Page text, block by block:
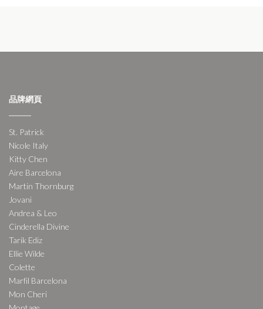
品牌網頁
St. Patrick
Nicole Italy
Kitty Chen
Aire Barcelona
Martin Thornburg
Jovani
Andrea & Leo
Cinderella Divine
Tarik Ediz
Ellie Wilde
Colette
Marfil Barcelona
Mon Cheri